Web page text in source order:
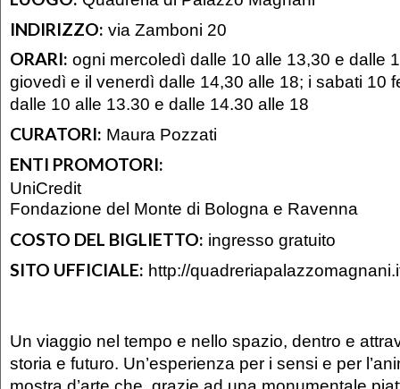
INDIRIZZO: via Zamboni 20
ORARI: ogni mercoledì dalle 10 alle 13,30 e dalle
giovedì e il venerdì dalle 14,30 alle 18; i sabati 10
dalle 10 alle 13.30 e dalle 14.30 alle 18
CURATORI: Maura Pozzati
ENTI PROMOTORI:
UniCredit
Fondazione del Monte di Bologna e Ravenna
COSTO DEL BIGLIETTO: ingresso gratuito
SITO UFFICIALE: http://
Un viaggio nel tempo e nello spazio, dentro e
storia e futuro. Un’esperienza per i sensi e per